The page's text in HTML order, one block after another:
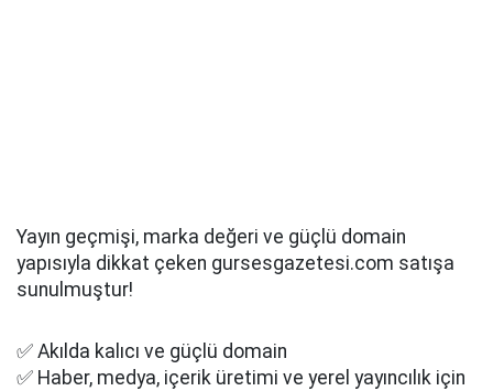
Yayın geçmişi, marka değeri ve güçlü domain
yapısıyla dikkat çeken gursesgazetesi.com satışa
sunulmuştur!
✅ Akılda kalıcı ve güçlü domain
✅ Haber, medya, içerik üretimi ve yerel yayıncılık için